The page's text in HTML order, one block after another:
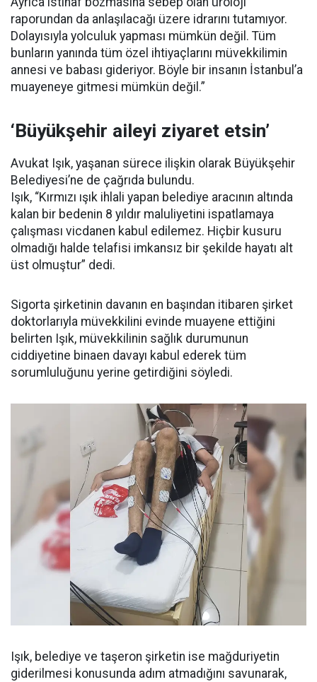
raporundan da anlaşılacağı üzere idrarını tutamıyor.
Dolayısıyla yolculuk yapması mümkün değil. Tüm
bunların yanında tüm özel ihtiyaçlarını müvekkilimin
annesi ve babası gideriyor. Böyle bir insanın İstanbul’a
muayeneye gitmesi mümkün değil.”
‘Büyükşehir aileyi ziyaret etsin’
Avukat Işık, yaşanan sürece ilişkin olarak Büyükşehir
Belediyesi’ne de çağrıda bulundu.
Işık, “Kırmızı ışık ihlali yapan belediye aracının altında
kalan bir bedenin 8 yıldır maluliyetini ispatlamaya
çalışması vicdanen kabul edilemez. Hiçbir kusuru
olmadığı halde telafisi imkansız bir şekilde hayatı alt
üst olmuştur” dedi.
Sigorta şirketinin davanın en başından itibaren şirket
doktorlarıyla müvekkilini evinde muayene ettiğini
belirten Işık, müvekkilinin sağlık durumunun
ciddiyetine binaen davayı kabul ederek tüm
sorumluluğunu yerine getirdiğini söyledi.
Işık, belediye ve taşeron şirketin ise mağduriyetin
giderilmesi konusunda adım atmadığını savunarak,